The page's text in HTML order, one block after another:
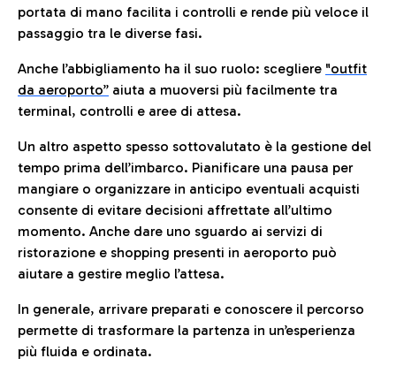
portata di mano facilita i controlli e rende più veloce il
passaggio tra le diverse fasi.
Anche l’abbigliamento ha il suo ruolo: scegliere "outfit
da aeroporto” aiuta a muoversi più facilmente tra
terminal, controlli e aree di attesa.
Un altro aspetto spesso sottovalutato è la gestione del
tempo prima dell’imbarco. Pianificare una pausa per
mangiare o organizzare in anticipo eventuali acquisti
consente di evitare decisioni affrettate all’ultimo
momento. Anche dare uno sguardo ai servizi di
ristorazione e shopping presenti in aeroporto può
aiutare a gestire meglio l’attesa.
In generale, arrivare preparati e conoscere il percorso
permette di trasformare la partenza in un’esperienza
più fluida e ordinata.